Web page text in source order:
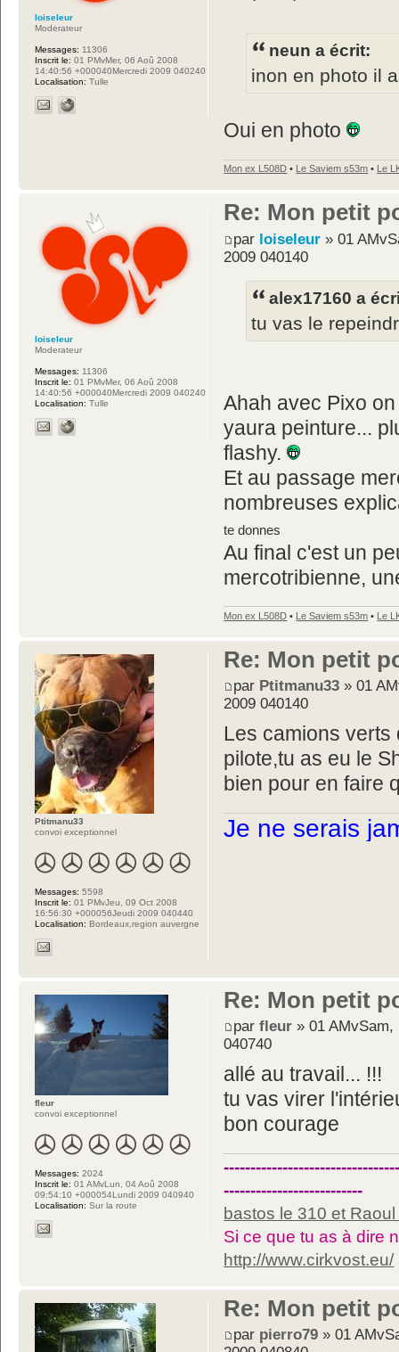
neun a écrit:
inon en photo il
Oui en photo
Mon ex L508D • Le Saviem s53m • Le
loiseleur
Moderateur
Messages: 11306
Inscrit le: 01 PMvMer, 06 Aoû 2008
14:40:56 +000040Mercredi 2009 040240
Localisation: Tulle
Re: Mon petit
par loiseleur » 01
2009 040140
alex17160 a
tu vas le
Ahah avec Pixo
yaura peinture...
flashy.
Et au passage
nombreuses
te donnes
Au final c'est un
mercotribienne,
Mon ex L508D • Le Saviem s53m • Le
loiseleur
Moderateur
Messages: 11306
Inscrit le: 01 PMvMer, 06 Aoû 2008
14:40:56 +000040Mercredi 2009 040240
Localisation: Tulle
Re: Mon petit
par Ptitmanu33 » 01
2009 040140
Les camions verts
pilote,tu as eu le
bien pour en faire
Je ne serais
Ptitmanu33
convoi exceptionnel
Messages: 5598
Inscrit le: 01 PMvJeu, 09 Oct 2008
16:56:30 +000056Jeudi 2009 040440
Localisation: Bordeaux,region auvergne
Re: Mon petit
parfleur » 01 AMvSam,
040740
allé au travail... !!!
tu vas virer
bon courage
--------------------------
bastos le 310 et
Si ce que tu as à dire
http://www.cirkvost.eu/
fleur
convoi exceptionnel
Messages: 2024
Inscrit le: 01 AMvLun, 04 Aoû 2008
09:54:10 +000054Lundi 2009 040940
Localisation: Sur la route
Re: Mon petit
par pierro79 » 01